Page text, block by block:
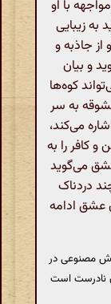
با او
به زیبایی
جاذبه و
و بیان
کوه‌ها
به سر
می‌کند،
کافر را به
می‌گوید
دردناک
عشق ادامه
مصنوعی در
نادرست است